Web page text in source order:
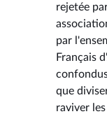
rejetée
par
Français
que
raviver